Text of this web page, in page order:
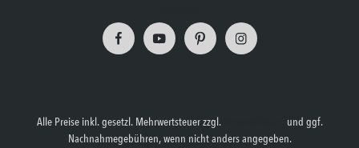
Alle Preise inkl. gesetzl. Mehrwertsteuer zzgl.
und ggf.
Nachnahmegebühren, wenn nicht anders angegeben.